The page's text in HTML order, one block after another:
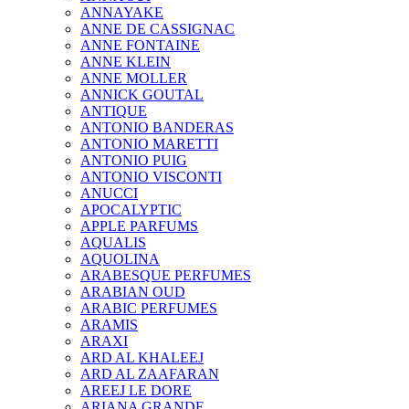
ANNAYAKE
ANNE DE CASSIGNAC
ANNE FONTAINE
ANNE KLEIN
ANNE MOLLER
ANNICK GOUTAL
ANTIQUE
ANTONIO BANDERAS
ANTONIO MARETTI
ANTONIO PUIG
ANTONIO VISCONTI
ANUCCI
APOCALYPTIC
APPLE PARFUMS
AQUALIS
AQUOLINA
ARABESQUE PERFUMES
ARABIAN OUD
ARABIC PERFUMES
ARAMIS
ARAXI
ARD AL KHALEEJ
ARD AL ZAAFARAN
AREEJ LE DORE